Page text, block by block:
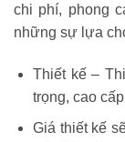
chi phí, phong
những sự lựa
Thiết kế –
trọng, cao cấp
Giá thiết kế